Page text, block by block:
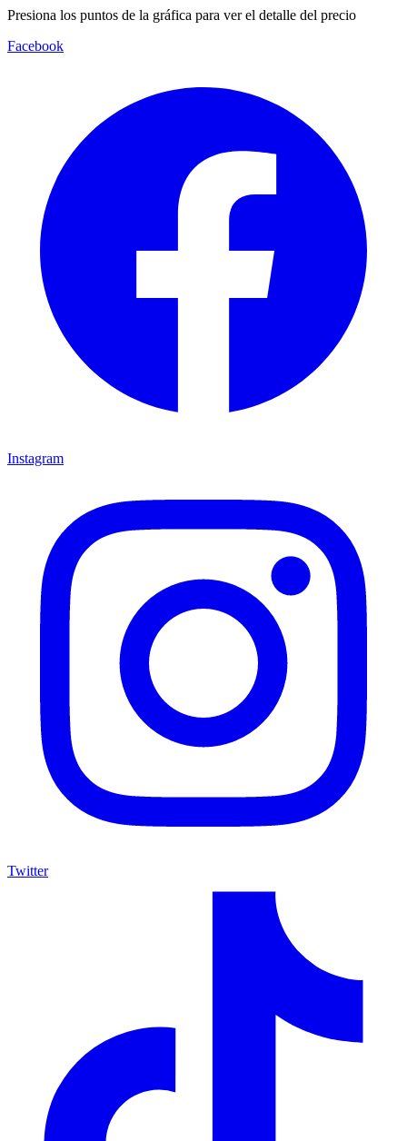
Presiona los puntos de la gráfica para ver el detalle del precio
Facebook
Instagram
Twitter